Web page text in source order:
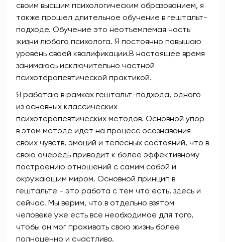
своим высшим психологическим образованием, я
также прошел длительное обучение в гештальт-
подходе. Обучение это неотъемлемая часть
жизни любого психолога. Я постоянно повышаю
уровень своей квалификации.В настоящее время
занимаюсь исключительно частной
психотерапевтической практикой.
Я работаю в рамках гештальт-подхода, одного
из основных классических
психотерапевтических методов. Основной упор
в этом методе идет на процесс осознавания
своих чувств, эмоций и телесных состояний, что в
свою очередь приводит к более эффективному
построению отношений с самим собой и
окружающим миром. Основной принцип в
гештальте - это работа с тем что есть, здесь и
сейчас. Мы верим, что в отдельно взятом
человеке уже есть все необходимое для того,
чтобы он мог проживать свою жизнь более
полноценно и счастливо.